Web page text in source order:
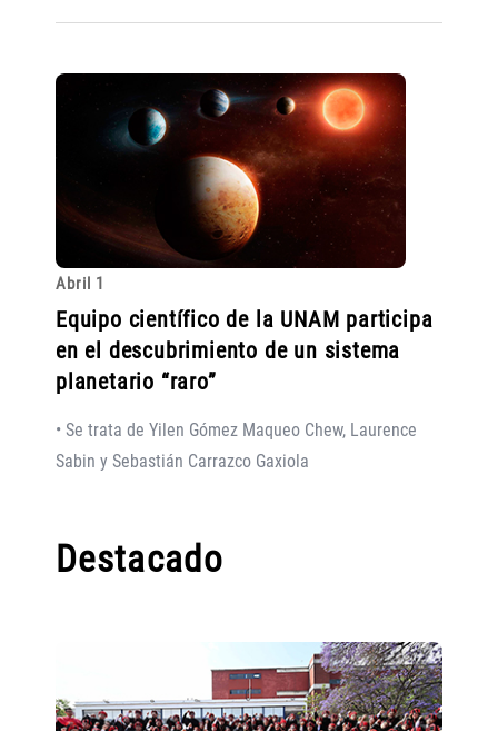
Abril 1
Equipo científico de la UNAM participa
en el descubrimiento de un sistema
planetario “raro”
• Se trata de Yilen Gómez Maqueo Chew, Laurence
Sabin y Sebastián Carrazco Gaxiola
Destacado